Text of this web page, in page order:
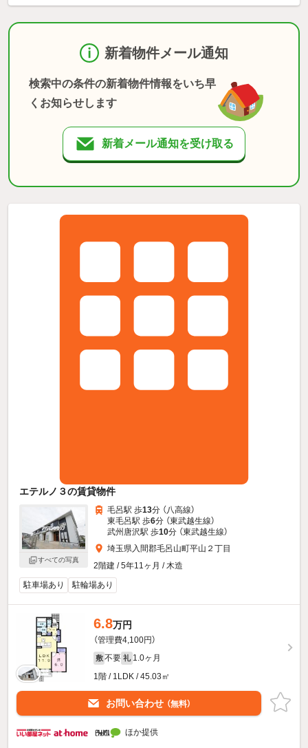
新着物件メール通知
検索中の条件の新着物件情報をいち早
くお知らせします
新着メール通知を受け取る
エテルノ３の賃貸物件
すべての写真
毛呂駅 歩13分 （八高線）
東毛呂駅 歩6分 （東武越生線）
武州唐沢駅 歩10分 （東武越生線）
埼玉県入間郡毛呂山町平山２丁目
2階建 / 5年11ヶ月 / 木造
駐車場あり
駐輪場あり
6.8万円
（管理費4,100円）
敷 不要 礼 1.0ヶ月
1階 / 1LDK / 45.03㎡
お問い合わせ （無料）
ほか提供